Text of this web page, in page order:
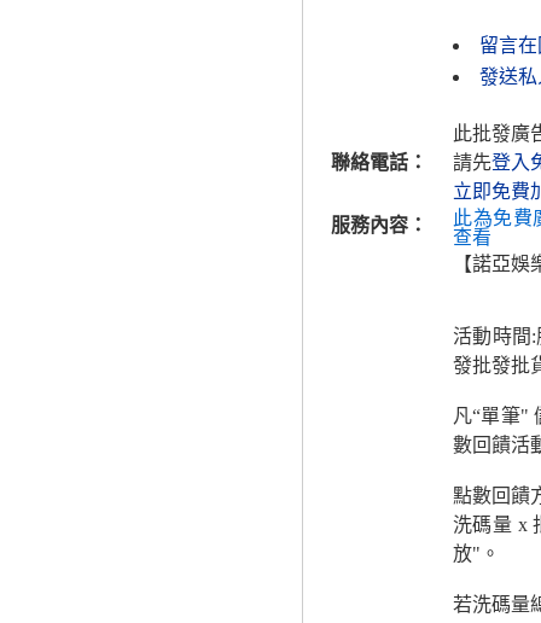
留言
發送私
聯絡電話：
此批發廣
請先登入
立即免費
服務內容：
此為免費
查看
【諾亞
活動時間
發批發批
凡“單筆"
數回饋活
點數回饋
洗碼量 x
放"。
若洗碼量